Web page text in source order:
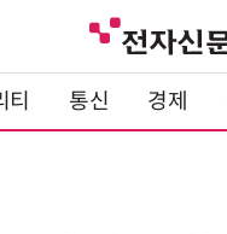
티 통신 경제